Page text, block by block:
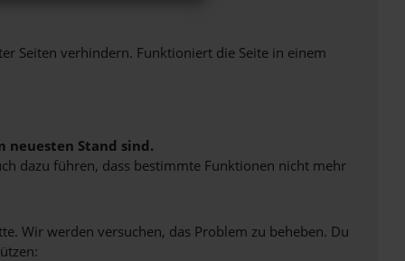
Seiten verhindern. Funktioniert die Seite in einem
neuesten Stand sind.
dazu führen, dass bestimmte Funktionen nicht mehr
Wir werden versuchen, das Problem zu beheben. Du